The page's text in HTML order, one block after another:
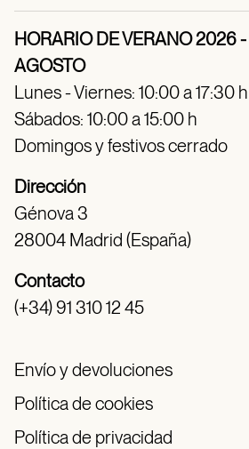
HORARIO DE VERANO 2026 -
AGOSTO
Lunes - Viernes: 10:00 a 17:30 h
Sábados: 10:00 a 15:00 h
Domingos y festivos cerrado
Dirección
Génova 3
28004 Madrid (España)
Contacto
(+34) 91 310 12 45
Envío y devoluciones
Política de cookies
Política de privacidad